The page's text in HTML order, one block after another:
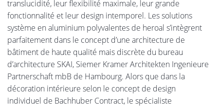
translucidité, leur flexibilité maximale, leur grande
fonctionnalité et leur design intemporel. Les solutions
système en aluminium polyvalentes de heroal s’intègrent
parfaitement dans le concept d’une architecture de
bâtiment de haute qualité mais discrète du bureau
d’architecture SKAI, Siemer Kramer Architekten Ingenieure
Partnerschaft mbB de Hambourg. Alors que dans la
décoration intérieure selon le concept de design
individuel de Bachhuber Contract, le spécialiste